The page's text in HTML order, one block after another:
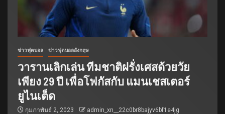
ข่าวฟุตบอล ข่าวฟุตบอลอังกฤษ
วารานเลิกเล่น ทีมชาติฝรั่งเศสด้วยวัย
เพียง 29 ปี เพื่อโฟกัสกับ แมนเชสเตอร์
ยูไนเต็ด
กุมภาพันธ์ 2, 2023 admin_xn__22c0br8bajyv6bf1e4jg